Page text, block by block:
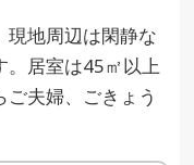
現地周辺は閑静な
。居室は45㎡以上
夫婦、ごきょう